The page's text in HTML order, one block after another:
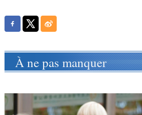
À ne pas manquer